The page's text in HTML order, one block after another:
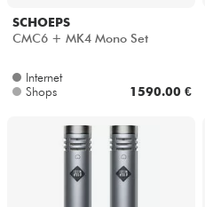
SCHOEPS
CMC6 + MK4 Mono Set
Internet
Shops
1590.00 €